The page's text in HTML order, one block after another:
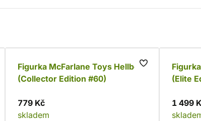
Figurka McFarlane Toys Hellboy
(Collector Edition #60)
779 Kč
skladem
(Elite
1 499